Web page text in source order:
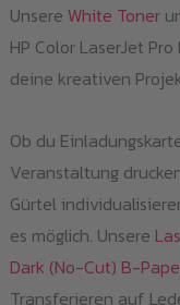
Unsere White Toner
HP Color LaserJet
deine kreativen
Ob du
Veranstaltung
Gürtel
es möglich. Unsere
Dark (No-Cut) B-
Transferieren auf